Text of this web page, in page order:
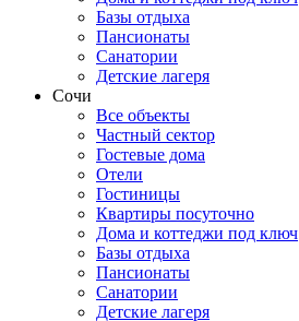
Базы отдыха
Пансионаты
Санатории
Детские лагеря
Сочи
Все объекты
Частный сектор
Гостевые дома
Отели
Гостиницы
Квартиры посуточно
Дома и коттеджи под ключ
Базы отдыха
Пансионаты
Санатории
Детские лагеря